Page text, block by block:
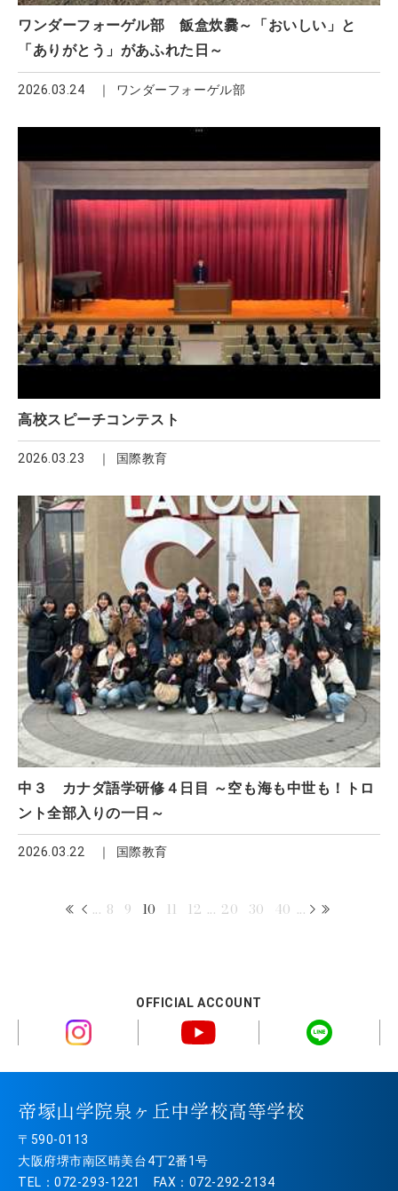
ワンダーフォーゲル部 飯盒炊爨～「おいしい」と
「ありがとう」があふれた日～
2026.03.24 ワンダーフォーゲル部
高校スピーチコンテスト
2026.03.23 国際教育
中３ カナダ語学研修４日目 ～空も海も中世も！トロ
ント全部入りの一日～
2026.03.22 国際教育
... 8 9 10 11 12 ... 20 30 40 ...
OFFICIAL ACCOUNT
帝塚山学院泉ヶ丘中学校高等学校
〒590-0113
大阪府堺市南区晴美台4丁2番1号
TEL：072-293-1221 FAX：072-292-2134